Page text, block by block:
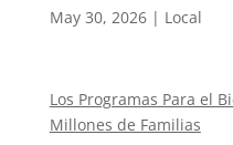
May 30, 2026| Local
Los Programas Para el
Millones de Familias